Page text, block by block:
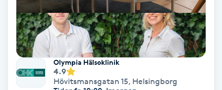
Celluliter
Coachning
Color correction
Olympia Hälsoklinik
4.9
Hövitsmansgatan 15, Helsingborg